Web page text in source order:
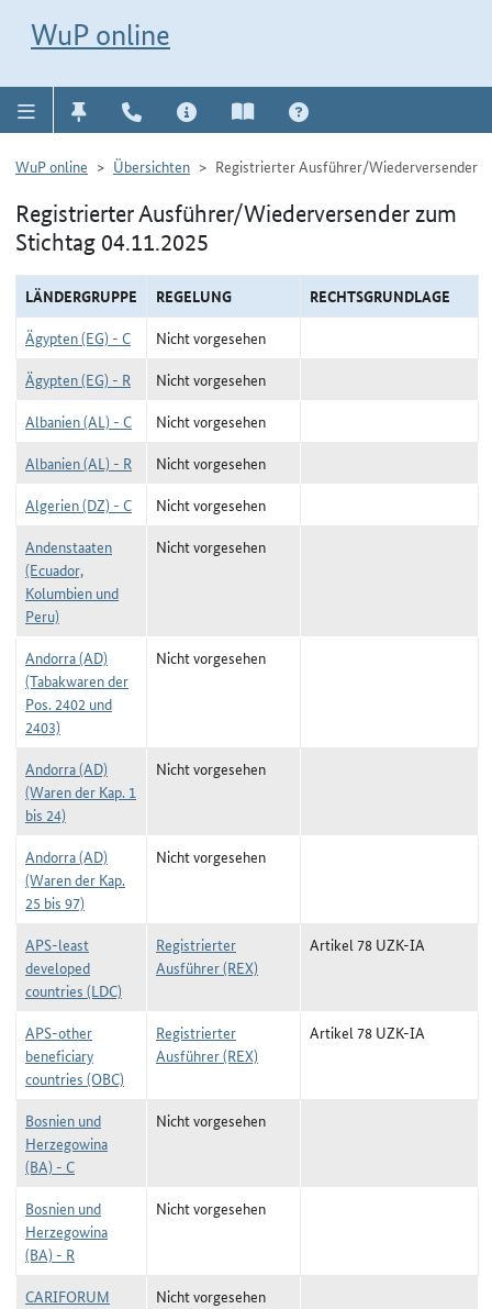
WuP online
WuP online Übersichten Registrierter Ausführer/Wiederversender
Registrierter Ausführer/Wiederversender zum
Stichtag 04.11.2025
LÄNDERGRUPPE REGELUNG
RECHTSGRUNDLAGE
Ägypten (EG) - C
Nicht vorgesehen
Ägypten (EG) - R
Nicht vorgesehen
Albanien (AL) - C
Nicht vorgesehen
Albanien (AL) - R
Nicht vorgesehen
Algerien (DZ) - C
Nicht vorgesehen
Andenstaaten
(Ecuador,
Kolumbien und
Peru)
Nicht vorgesehen
Andorra (AD)
(Tabakwaren der
Pos. 2402 und
2403)
Nicht vorgesehen
Andorra (AD)
(Waren der Kap. 1
bis 24)
Nicht vorgesehen
Andorra (AD)
(Waren der Kap.
25 bis 97)
Nicht vorgesehen
APS-least
developed
countries (LDC)
Registrierter
Ausführer (REX)
Artikel 78 UZK-IA
APS-other
beneficiary
countries (OBC)
Registrierter
Ausführer (REX)
Artikel 78 UZK-IA
Bosnien und
Herzegowina
(BA) - C
Nicht vorgesehen
Bosnien und
Herzegowina
(BA) - R
Nicht vorgesehen
CARIFORUM
Nicht vorgesehen